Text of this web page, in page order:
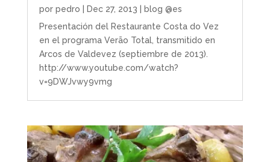
por pedro | Dec 27, 2013 | blog @es
Presentación del Restaurante Costa do Vez
en el programa Verão Total, transmitido en
Arcos de Valdevez (septiembre de 2013).
http://www.youtube.com/watch?
v=9DWJvwy9vmg